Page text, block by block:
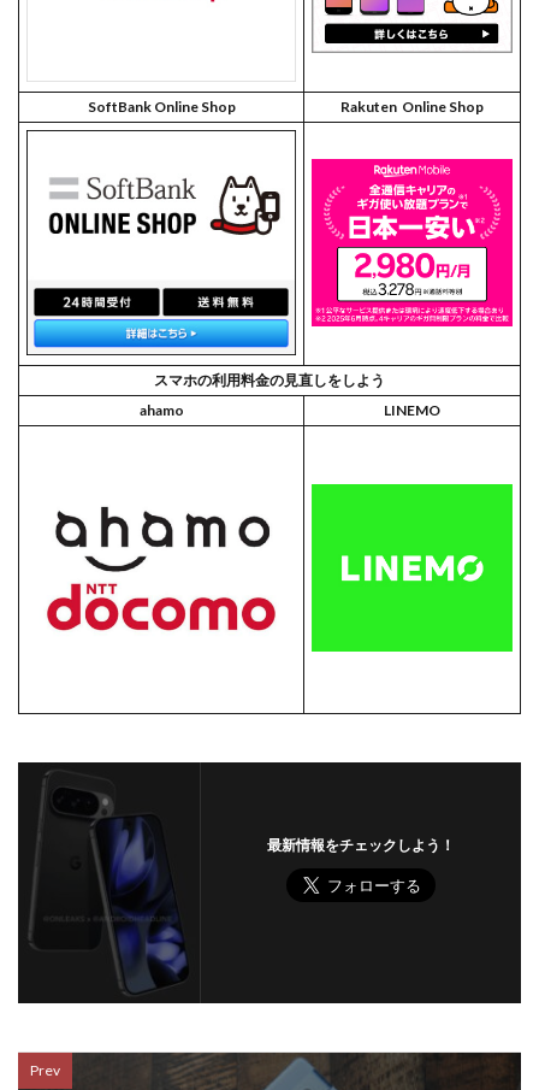
SoftBank Online Shop Rakuten Online Shop
スマホの利用料金の見直しをしよう
ahamo
LINEMO
最新情報をチェックしよう！
Prev